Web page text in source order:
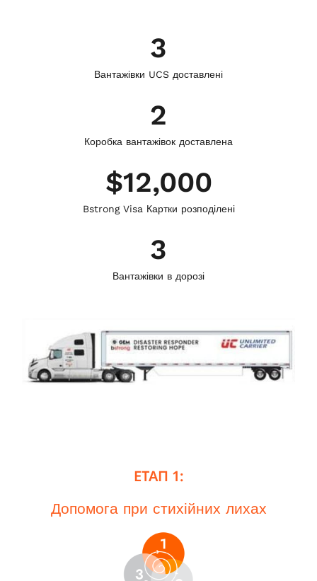
Вантажівки UCS доставлені
3
Коробка вантажівок доставлена
2
Bstrong Visa Картки розподілені
$12,000
Вантажівки в дорозі
3
ЕТАП 1:
Допомога при стихійних лихах